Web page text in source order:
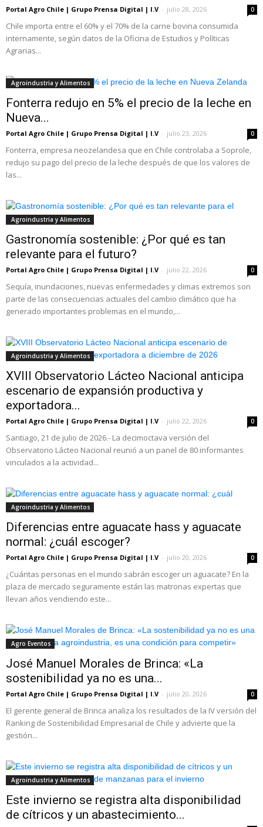
Portal Agro Chile | Grupo Prensa Digital | I.V - julio 28, 2026 0
Chile importa entre el 60% y el 70% de la carne bovina consumida
internamente, según datos de la Oficina de Estudios y Políticas
Agrarias...
Agroindustria y Alimentos
Fonterra redujo en 5% el precio de la leche en
Nueva...
Portal Agro Chile | Grupo Prensa Digital | I.V - julio 23, 2026 0
Fonterra, empresa neozelandesa que en Chile controlaba a Soprole,
redujo su pago del precio de la leche después de que los valores de
las...
Agroindustria y Alimentos
Gastronomía sostenible: ¿Por qué es tan
relevante para el futuro?
Portal Agro Chile | Grupo Prensa Digital | I.V - julio 22, 2026 0
Sequía, inundaciones, nuevas enfermedades y climas extremos son
parte de las consecuencias actuales del cambio climático que ha
generado importantes problemas en el mundo,...
Agroindustria y Alimentos
XVIII Observatorio Lácteo Nacional anticipa
escenario de expansión productiva y
exportadora...
Portal Agro Chile | Grupo Prensa Digital | I.V - julio 22, 2026 0
Santiago, 21 de julio de 2026.- La decimoctava versión del
Observatorio Lácteo Nacional reunió a un panel de 80 informantes
vinculados a la actividad...
Agroindustria y Alimentos
Diferencias entre aguacate hass y aguacate
normal: ¿cuál escoger?
Portal Agro Chile | Grupo Prensa Digital | I.V - julio 20, 2026 0
¿Cuántas personas en el mundo sabrán escoger un aguacate? En la
plaza de mercado seguramente están las matronas expertas que
llevan años vendiendo este...
Agro Eventos
José Manuel Morales de Brinca: «La
sostenibilidad ya no es una...
Portal Agro Chile | Grupo Prensa Digital | I.V - julio 20, 2026 0
El gerente general de Brinca analiza los resultados de la IV versión del
Ranking de Sostenibilidad Empresarial de Chile y advierte que la
gestión...
Agroindustria y Alimentos
Este invierno se registra alta disponibilidad
de cítricos y un abastecimiento...